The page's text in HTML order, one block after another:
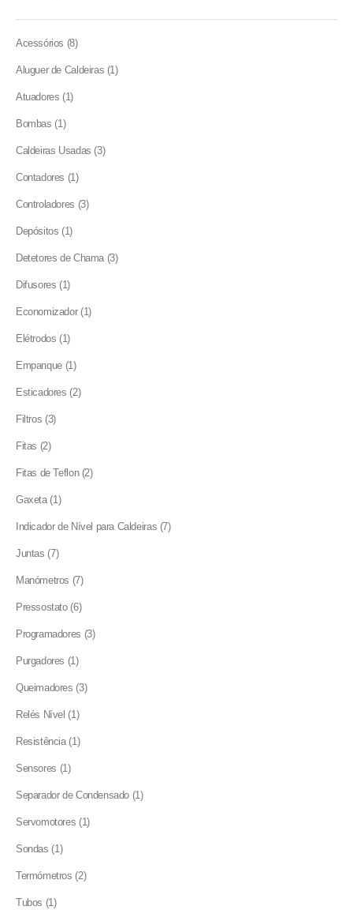
Acessórios 88
Aluguer de Caldeiras 11
Atuadores 11
Bombas 11
Caldeiras Usadas 33
Contadores 11
Controladores 33
Depósitos 11
Detetores de Chama 33
Difusores 11
Economizador 11
Elétrodos 11
Empanque 11
Esticadores 22
Filtros 33
Fitas 22
Fitas de Teflon 22
Gaxeta 11
Indicador de Nível para Caldeiras 77
Juntas 77
Manómetros 77
Pressostato 66
Programadores 33
Purgadores 11
Queimadores 33
Relés Nível
11
Resistência 11
Sensores 11
Separador de Condensado 11
Servomotores 11
Sondas 11
Termómetros 22
Tubos 11